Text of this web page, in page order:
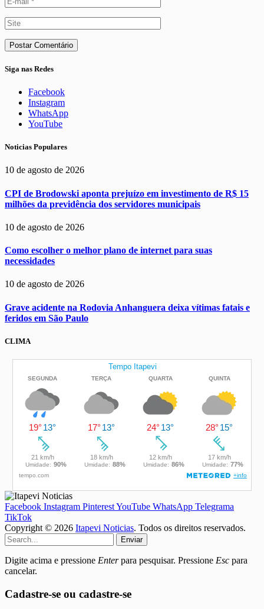
Siga nas Redes
Facebook
Instagram
WhatsApp
YouTube
Noticias Populares
10 de agosto de 2026
CPI de Brodowski aponta prejuízo em investimento de R$ 15
milhões da previdência dos servidores municipais
10 de agosto de 2026
Como escolher o melhor plano de internet para suas
necessidades
10 de agosto de 2026
Grave acidente na Rodovia Anhanguera deixa vítimas fatais e
feridos em São Paulo
CLIMA
Facebook Instagram PinterestYouTube WhatsApp Telegrama
TikTok
Copyright © 2026 Itapevi Noticias. Todos os direitos reservados.
Enviar
Digite acima e pressione Enterpara pesquisar. Pressione Esc para
cancelar.
Cadastre-se ou cadastre-se